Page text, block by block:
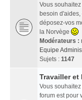
Vous
besoin
déposez-vos
la Norvège
Modérateurs :
Equipe
Sujets : 1147
Travailler et
Vous
forum est pour